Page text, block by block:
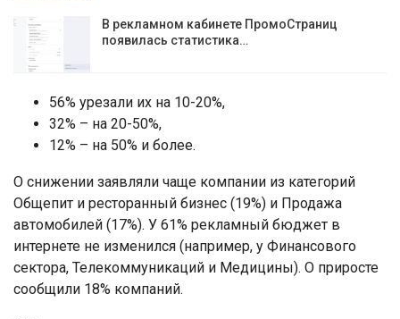
В рекламном кабинете ПромоСтраниц
появилась статистика…
56% урезали их на 10-20%,
32% – на 20-50%,
12% – на 50% и более.
О снижении заявляли чаще компании из категорий
Общепит и ресторанный бизнес (19%) и Продажа
автомобилей (17%). У 61% рекламный бюджет в
интернете не изменился (например, у Финансового
сектора, Телекоммуникаций и Медицины). О приросте
сообщили 18% компаний.